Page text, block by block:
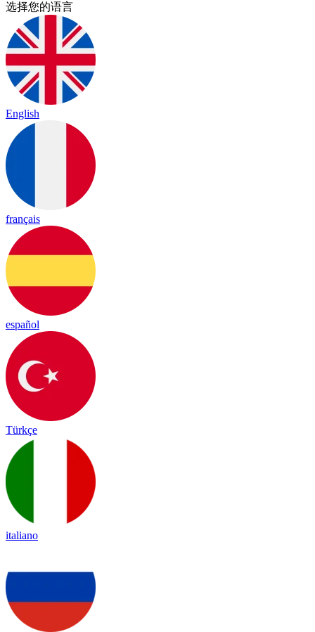
选择您的语言
English
français
español
Türkçe
italiano